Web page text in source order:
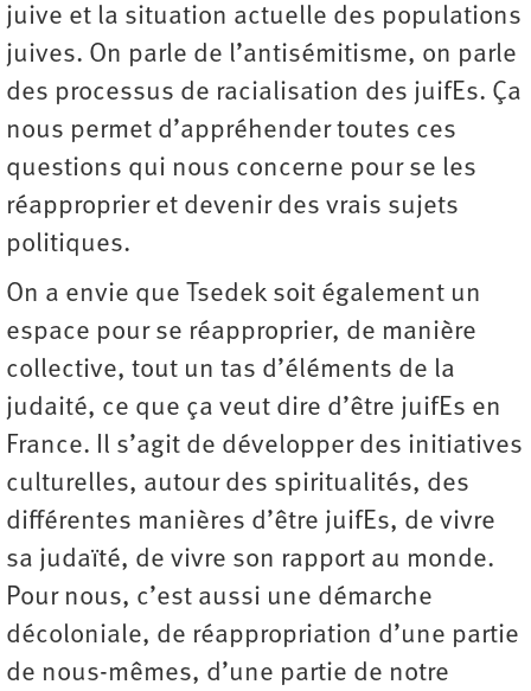
juive et la situation actuelle des populations
juives. On parle de l’anti­sémitisme, on parle
des processus de racialisation des juifEs. Ça
nous permet d’appréhender toutes ces
questions qui nous concerne pour se les
réapproprier et devenir des vrais sujets
politiques.
On a envie que Tsedek soit également un
espace pour se réapproprier, de manière
collective, tout un tas d’éléments de la
judaité, ce que ça veut dire d’être juifEs en
France. Il s’agit de développer des initiatives
culturelles, autour des spiritualités, des
différentes manières d’être juifEs, de vivre
sa judaïté, de vivre son rapport au monde.
Pour nous, c’est aussi une démarche
décoloniale, de réappropriation d’une partie
de nous-mêmes, d’une partie de notre